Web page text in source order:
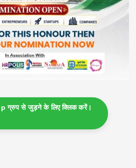
ग्रुप से जुड़ने के लिए क्लिक करें।